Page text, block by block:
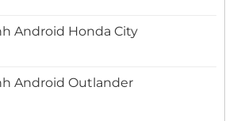
Android Honda City
Android Outlander